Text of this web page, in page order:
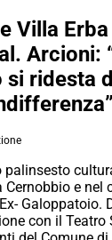
Villa
Arcioni:
si ridesta
palinsesto
e nel
Galoppatoio.
con il Teatro